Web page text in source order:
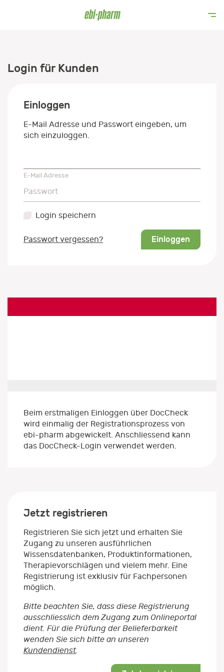
Login für Kunden
Einloggen
E-Mail Adresse und Passwort eingeben, um
sich einzuloggen.
E-Mail Adresse
Passwort
Passwort
Login speichern
Passwort vergessen? Einloggen
Beim erstmaligen Einloggen über DocCheck
wird einmalig der Registrationsprozess von
ebi-pharm abgewickelt. Anschliessend kann
das DocCheck-Login verwendet werden.
Jetzt registrieren
Registrieren Sie sich jetzt und erhalten Sie
Zugang zu unseren ausführlichen
Wissensdatenbanken, Produktinformationen,
Therapievorschlägen und vielem mehr. Eine
Registrierung ist exklusiv für Fachpersonen
möglich.
Bitte beachten Sie, dass diese Registrierung
ausschliesslich dem Zugang zum Onlineportal
dient. Für die Prüfung der Belieferbarkeit
wenden Sie sich bitte an unseren
Kundendienst.